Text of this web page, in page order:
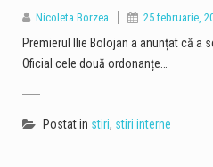
Nicoleta Borzea 25 februarie,
Premierul Ilie Bolojan a anunțat că a
Oficial cele două ordonanțe…
Postat in stiri, stiri interne